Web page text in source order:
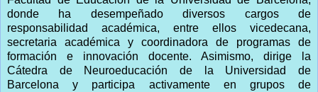
donde ha desempeñado diversos cargos de
responsabilidad académica, entre ellos vicedecana,
secretaria académica y coordinadora de programas de
formación e innovación docente. Asimismo, dirige la
Cátedra de Neuroeducación de la Universidad de
Barcelona y participa activamente en grupos de